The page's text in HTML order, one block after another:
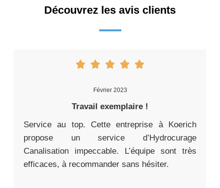
Découvrez les avis clients
Février 2023
Travail exemplaire !
Service au top. Cette entreprise à Koerich
propose un service d’Hydrocurage
Canalisation impeccable. L’équipe sont très
efficaces, à recommander sans hésiter.